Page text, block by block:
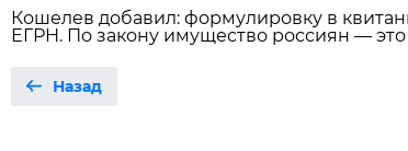
Кошелев добавил: формулировку в
ЕГРН. По закону имущество россиян — это
Назад